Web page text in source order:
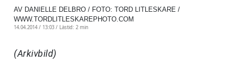
AV DANIELLE DELBRO / FOTO: TORD LITLESKARE /
WWW.TORDLITLESKAREPHOTO.COM
14.04.2014 / 13:03 / Lästid: 2 min
(Arkivbild)